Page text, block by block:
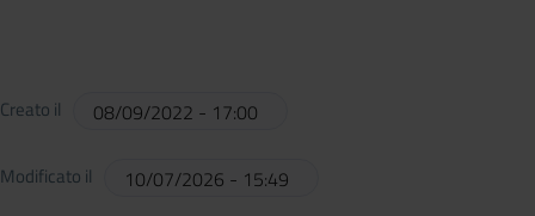
Creato il 08/09/2022 - 17:00
Modificato il 10/07/2026 - 15:49